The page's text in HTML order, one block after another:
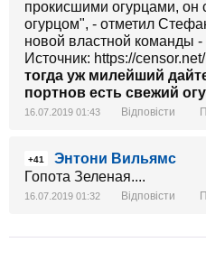
вернется козлам)
прокисшими огурцами, он
огурцом", - отметил
новой властной команды
Источник: https://
тогда уж милейший
портнов есть свежий
16.07.2019 01:43 Відповісти
+41
Энтони Вильямс
Гопота Зеленая....
16.07.2019 01:32 Відповісти